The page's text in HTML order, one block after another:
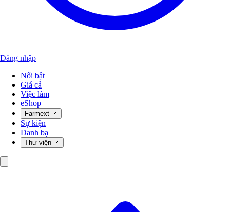
Đăng nhập
Nổi bật
Giá cả
Việc làm
eShop
Farmext
Sự kiện
Danh bạ
Thư viện